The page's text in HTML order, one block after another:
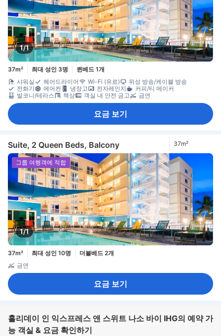
1/1
37m² 최대 성인 3명
퀸베드 1개
샤워실
헤어드라이어 Wi-Fi (유료)
위성 방송/케이블 방송
전화기
에어컨 냉장고 전자레인지
커피/티 메이커
발코니/테라스
책상 객실 내 안전 금고 금연
요금 보기
Suite, 2 Queen Beds, Balcony 37m²
1/1
그룹 여행객에 적합
37m² 최대 성인 10명
더블베드 2개
금연
요금 보기
홀리데이 인 익스프레스 앤 스위트 나소 바이 IHG의 예약 가
능 객실 & 요금 확인하기